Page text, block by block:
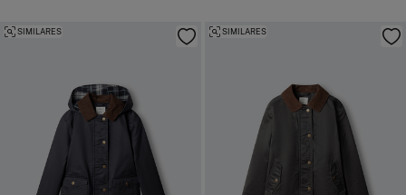
SIMILARES SIMILARES